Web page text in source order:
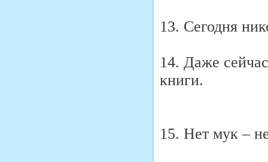
13. Сегодня
14. Даже
книги.
15. Нет мук –